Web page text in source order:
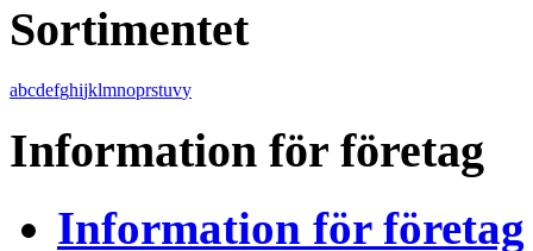
Sortimentet
abcdefghijklmnoprstuvy
Information för företag
Information för företag